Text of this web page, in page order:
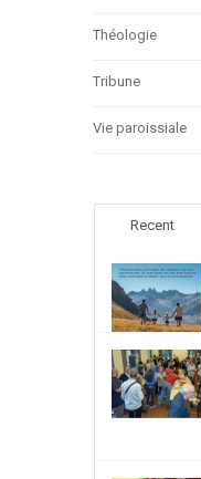
Théologie
Tribune
Vie paroissiale
Recent